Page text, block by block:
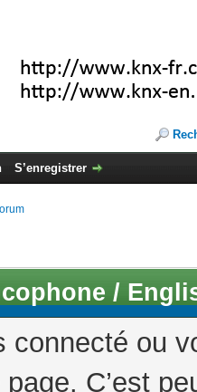
S’enregistrer
/
connecté ou
C’est